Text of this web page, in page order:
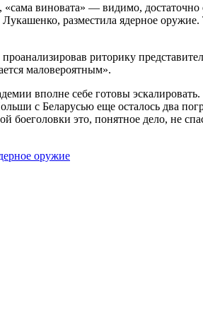
виновата» — видимо,
Лукашенко, разместила ядерное
риторику
маловероятным».
вполне себе готовы
с Беларусью еще осталось два
боеголовки это, понятное дело, не
оружие